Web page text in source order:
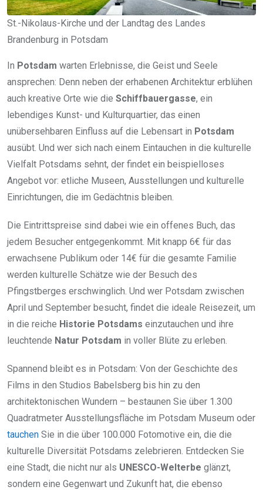
St.-Nikolaus-Kirche und der Landtag des Landes
Brandenburg in Potsdam
In Potsdam warten Erlebnisse, die Geist und Seele
ansprechen: Denn neben der erhabenen Architektur erblühen
auch kreative Orte wie die Schiffbauergasse, ein
lebendiges Kunst- und Kulturquartier, das einen
unübersehbaren Einfluss auf die Lebensart in Potsdam
ausübt. Und wer sich nach einem Eintauchen in die kulturelle
Vielfalt Potsdams sehnt, der findet ein beispielloses
Angebot vor: etliche Museen, Ausstellungen und kulturelle
Einrichtungen, die im Gedächtnis bleiben.
Die Eintrittspreise sind dabei wie ein offenes Buch, das
jedem Besucher entgegenkommt. Mit knapp 6€ für das
erwachsene Publikum oder 14€ für die gesamte Familie
werden kulturelle Schätze wie der Besuch des
Pfingstberges erschwinglich. Und wer Potsdam zwischen
April und September besucht, findet die ideale Reisezeit, um
in die reiche Historie Potsdams einzutauchen und ihre
leuchtende Natur Potsdam in voller Blüte zu erleben.
Spannend bleibt es in Potsdam: Von der Geschichte des
Films in den Studios Babelsberg bis hin zu den
architektonischen Wundern – bestaunen Sie über 1.300
Quadratmeter Ausstellungsfläche im Potsdam Museum oder
tauchen Sie in die über 100.000 Fotomotive ein, die die
kulturelle Diversität Potsdams zelebrieren. Entdecken Sie
eine Stadt, die nicht nur als UNESCO-Welterbe glänzt,
sondern eine Gegenwart und Zukunft hat, die ebenso